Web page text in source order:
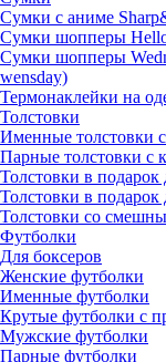
Сумки с аниме
Сумки шопперы
Сумки шопперы
wensday)
Термонаклейки на
Толстовки
Именные толстовки
Парные толстовки с
Толстовки в подарок
Толстовки в
Толстовки со
Футболки
Для боксеров
Женские футболки
Именные футболки
Крутые футболки с
Мужские футболки
Парные футболки